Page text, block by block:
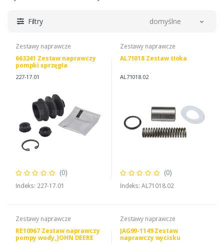
Filtry domyślne
Zestawy naprawcze
663241 Zestaw naprawczy
pompki sprzęgła
227-17.01
(0)
Indeks: 227-17.01
Zestawy naprawcze
AL71018 Zestaw tłoka
AL71018.02
(0)
Indeks: AL71018.02
Zestawy naprawcze
RE10967 Zestaw naprawczy
pompy wody, JOHN DEERE
Zestawy naprawcze
JAG99-1149 Zestaw
naprawczy wycisku